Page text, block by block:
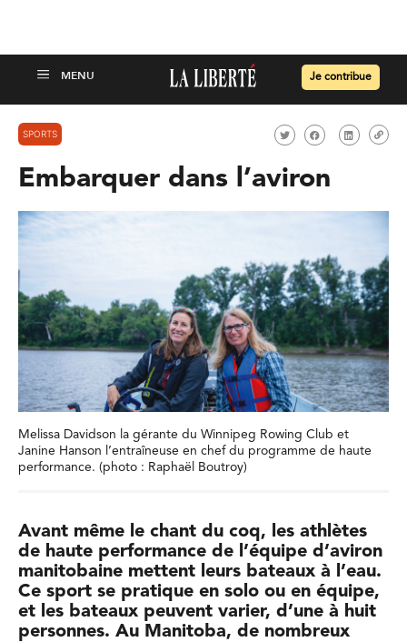
Je contribue
SPORTS
Embarquer dans l’aviron
Melissa Davidson la gérante du Winnipeg Rowing Club et
Janine Hanson l’entraîneuse en chef du programme de haute
performance. (photo : Raphaël Boutroy)
Avant même le chant du coq, les athlètes
de haute performance de l’équipe d’aviron
manitobaine mettent leurs bateaux à l’eau.
Ce sport se pratique en solo ou en équipe,
et les bateaux peuvent varier, d’une à huit
personnes. Au Manitoba, de nombreux